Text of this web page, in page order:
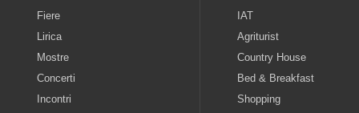
Fiere
Lirica
Mostre
Concerti
Incontri
IAT
Agriturist
Country House
Bed & Breakfast
Shopping